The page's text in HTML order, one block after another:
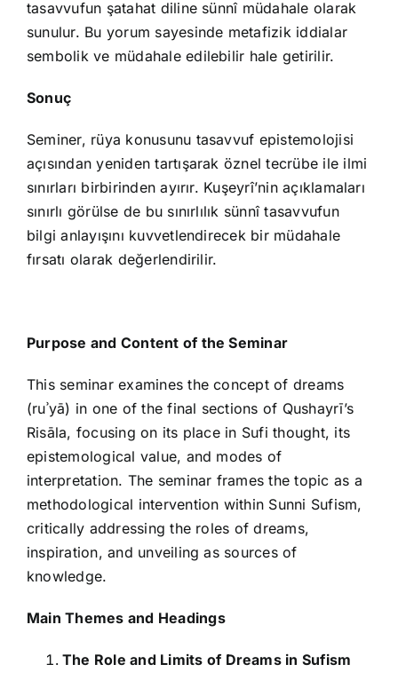
tasavvufun şatahat diline sünnî müdahale olarak
sunulur. Bu yorum sayesinde metafizik iddialar
sembolik ve müdahale edilebilir hale getirilir.
Sonuç
Seminer, rüya konusunu tasavvuf epistemolojisi
açısından yeniden tartışarak öznel tecrübe ile ilmi
sınırları birbirinden ayırır. Kuşeyrî’nin açıklamaları
sınırlı görülse de bu sınırlılık sünnî tasavvufun
bilgi anlayışını kuvvetlendirecek bir müdahale
fırsatı olarak değerlendirilir.
Purpose and Content of the Seminar
This seminar examines the concept of dreams
(ruʾyā) in one of the final sections of Qushayrī’s
Risāla, focusing on its place in Sufi thought, its
epistemological value, and modes of
interpretation. The seminar frames the topic as a
methodological intervention within Sunni Sufism,
critically addressing the roles of dreams,
inspiration, and unveiling as sources of
knowledge.
Main Themes and Headings
The Role and Limits of Dreams in Sufism